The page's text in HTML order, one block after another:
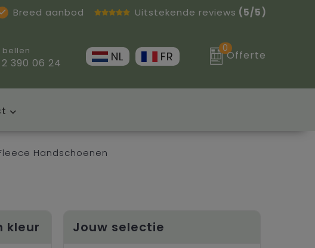
Breed aanbod Uitstekende reviews (5/5)
bellen
390 06 24 NL FR
0
Offerte
Handschoenen
kleur Jouw selectie